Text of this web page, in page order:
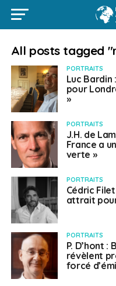
All posts tagged
PORTRAITS
Luc
pour
»
PORTRAITS
J.H. de
France a
verte »
PORTRAITS
Cédric
attrait
PORTRAITS
P. D’hont
révèlent
forcé